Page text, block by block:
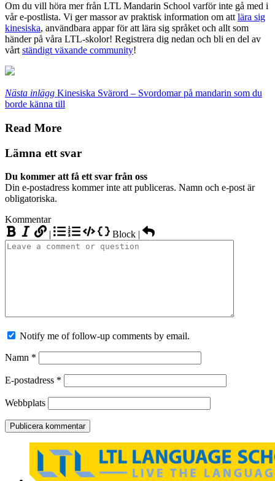
Om du vill höra mer från LTL Mandarin School varför inte gå med i
vår e-postlista. Vi ger massor av praktisk information om att lära sig
kinesiska, användbara appar för att lära sig språket och allt som
händer på våra LTL-skolor! Registrera dig nedan och bli en del av
vårt ständigt växande community!
Nästa inlägg Kinesiska Svärord – Svordomar på mandarin som du
borde känna till
Read More
Lämna ett svar
Du kommer att få ett svar från oss
Din e-postadress kommer inte att publiceras. Namn och e-post är
obligatoriska.
Kommentar
|
Block |
Notify me of follow-up comments by email.
Namn *
E-postadress *
Webbplats